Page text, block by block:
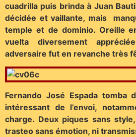
cuadrilla puis brinda à Juan
décidée et vaillante, mais
temple et de dominio. Oreille
vuelta diversement
adversaire fut en revanche très
Fernando José Espada tomba
intéressant de l’envoi,
charge. Deux piques sans
trasteo sans émotion, ni